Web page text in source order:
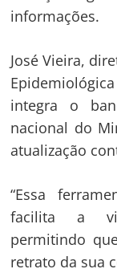
informações.
José Vieira,
integra o
nacional do
atualização
“Essa
facilita a
permitindo
retrato da sua